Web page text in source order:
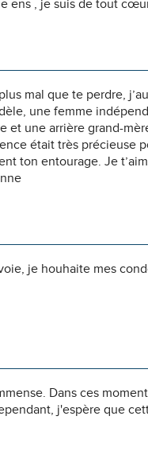
ens , je suis de tout
mal que te perdre,
une femme
une arrière grand-
était très précieuse
ton entourage. Je
je houhaite mes
Dans ces
j'espère que